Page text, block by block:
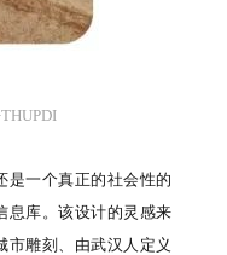
是一个真正的社会性的
息库。该设计的灵感来
雕刻、由武汉人定义